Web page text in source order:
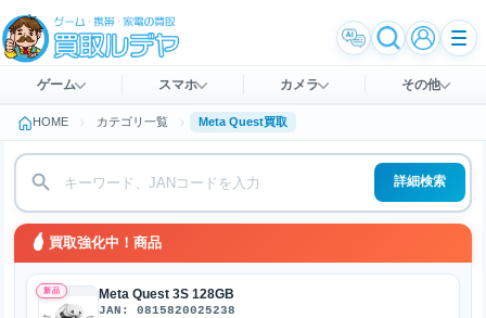
ゲーム スマホ カメラ その他
HOME カテゴリ一覧 Meta Quest買取
詳細検索
買取強化中！商品
新品 Meta Quest 3S 128GB
JAN: 0815820025238